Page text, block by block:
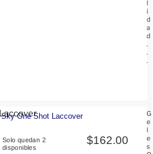
l
i
d
a
d
.
.
.
Sky One Shot Laccover
Solo quedan 2
disponibles
$162.00
G
e
l
e
s